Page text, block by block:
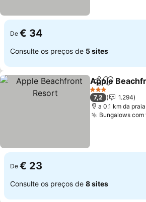
De € 34
Consulte os preços de 5 sites
PartilharAdicionar
Apple
3 Estrelas
7,2
1.294
a 0.1 km da praia
Bungalows com
De € 23
Consulte os preços de 8 sites